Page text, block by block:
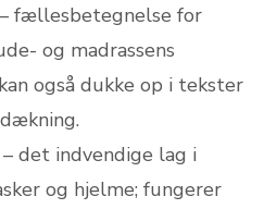
– fællesbetegnelse for
og madrassens
også dukke op i tekster
– det indvendige lag i
og hjelme; fungerer